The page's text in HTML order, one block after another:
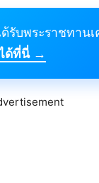
รับพระราชทาน
ด้ที่นี่ →